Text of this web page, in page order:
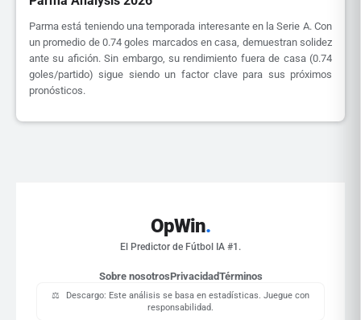
Parma está teniendo una temporada interesante en la Serie A. Con
un promedio de 0.74 goles marcados en casa, demuestran solidez
ante su afición. Sin embargo, su rendimiento fuera de casa (0.74
goles/partido) sigue siendo un factor clave para sus próximos
pronósticos.
OpWin.
El Predictor de Fútbol IA #1.
Sobre nosotrosPrivacidadTérminos
⚖️
Descargo: Este análisis se basa en estadísticas. Juegue con
responsabilidad.